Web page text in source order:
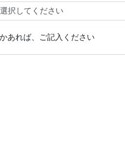
あれば、ご記入ください